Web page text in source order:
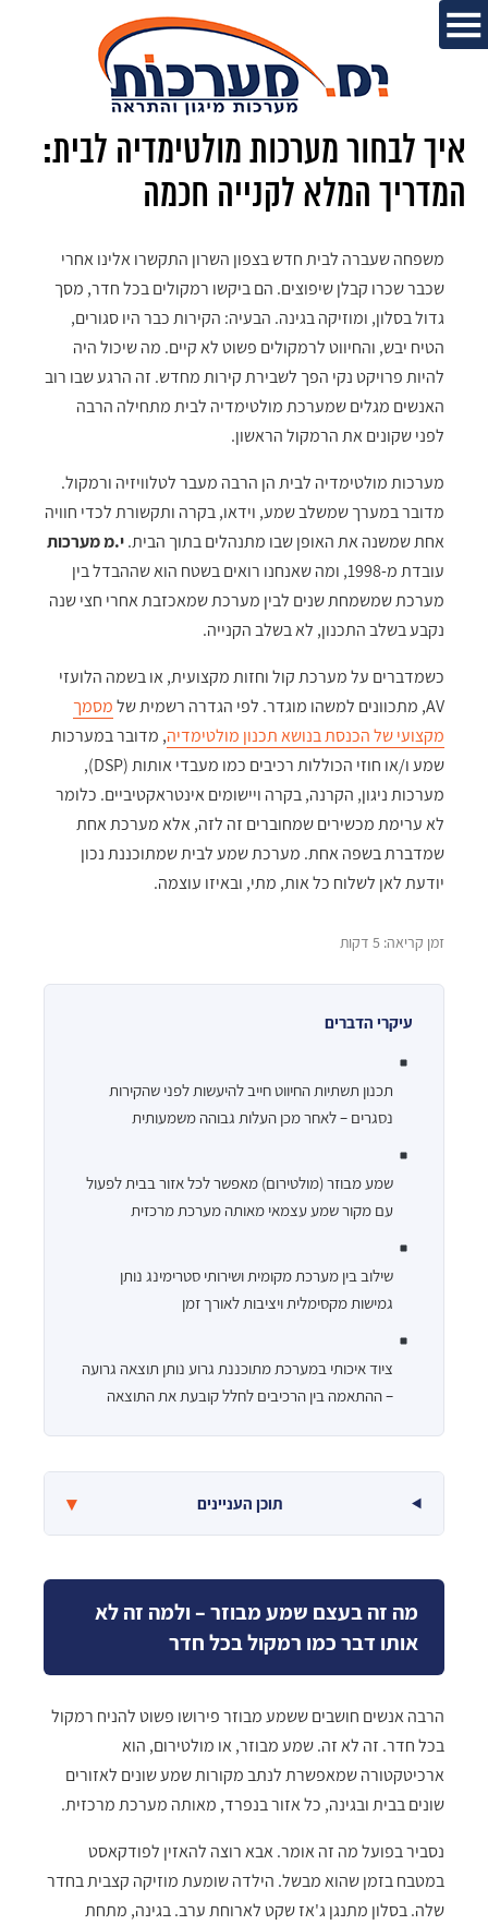
איך לבחור מערכות מולטימדיה לבית:
המדריך המלא לקנייה חכמה
משפחה שעברה לבית חדש בצפון השרון התקשרו אלינו אחרי
שכבר שכרו קבלן שיפוצים. הם ביקשו רמקולים בכל חדר, מסך
גדול בסלון, ומוזיקה בגינה. הבעיה: הקירות כבר היו סגורים,
הטיח יבש, והחיווט לרמקולים פשוט לא קיים. מה שיכול היה
להיות פרויקט נקי הפך לשבירת קירות מחדש. זה הרגע שבו רוב
האנשים מגלים שמערכת מולטימדיה לבית מתחילה הרבה
לפני שקונים את הרמקול הראשון.
מערכות מולטימדיה לבית הן הרבה מעבר לטלוויזיה ורמקול.
מדובר במערך שמשלב שמע, וידאו, בקרה ותקשורת לכדי חוויה
אחת שמשנה את האופן שבו מתנהלים בתוך הבית.י.מ מערכות
עובדת מ-1998, ומה שאנחנו רואים בשטח הוא שההבדל בין
מערכת שמשמחת שנים לבין מערכת שמאכזבת אחרי חצי שנה
נקבע בשלב התכנון, לא בשלב הקנייה.
כשמדברים על מערכת קול וחזות מקצועית, או בשמה הלועזי
AV, מתכוונים למשהו מוגדר. לפי הגדרה רשמית של
מסמך
מקצועי של הכנסת בנושא תכנון מולטימדיה, מדובר במערכות
שמע ו/או חוזי הכוללות רכיבים כמו מעבדי אותות (DSP),
מערכות ניגון, הקרנה, בקרה ויישומים אינטראקטיביים. כלומר
לא ערימת מכשירים שמחוברים זה לזה, אלא מערכת אחת
שמדברת בשפה אחת. מערכת שמע לבית שמתוכננת נכון
יודעת לאן לשלוח כל אות, מתי, ובאיזו עוצמה.
זמן קריאה: 5 דקות
עיקרי הדברים
תכנון תשתיות החיווט חייב להיעשות לפני שהקירות
נסגרים – לאחר מכן העלות גבוהה משמעותית
שמע מבוזר (מולטירום) מאפשר לכל אזור בבית לפעול
עם מקור שמע עצמאי מאותה מערכת מרכזית
שילוב בין מערכת מקומית ושירותי סטרימינג נותן
גמישות מקסימלית ויציבות לאורך זמן
ציוד איכותי במערכת מתוכננת גרוע נותן תוצאה גרועה
– ההתאמה בין הרכיבים לחלל קובעת את התוצאה
תוכן העניינים ▾
מה זה בעצם שמע מבוזר – ולמה זה לא
אותו דבר כמו רמקול בכל חדר
הרבה אנשים חושבים ששמע מבוזר פירושו פשוט להניח רמקול
בכל חדר. זה לא זה. שמע מבוזר, או מולטירום, הוא
ארכיטקטורה שמאפשרת לנתב מקורות שמע שונים לאזורים
שונים בבית ובגינה, כל אזור בנפרד, מאותה מערכת מרכזית.
נסביר בפועל מה זה אומר. אבא רוצה להאזין לפודקאסט
במטבח בזמן שהוא מבשל. הילדה שומעת מוזיקה קצבית בחדר
שלה. בסלון מתנגן ג'אז שקט לארוחת ערב. בגינה, מתחת